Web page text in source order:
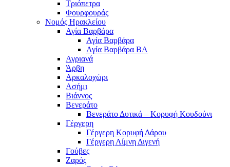
Τριόπετρα
Φουρφουράς
Νομός Ηρακλείου
Αγία Βαρβάρα
Αγία Βαρβάρα
Αγία Βαρβάρα ΒΑ
Αγριανά
Άρβη
Αρκαλοχώρι
Ασήμι
Βιάννος
Βενεράτο
Βενεράτο Δυτικά – Κορυφή Κουδούνι
Γέργερη
Γέργερη Κορυφή Δάρου
Γέργερη Λίμνη Διγενή
Γούβες
Ζαρός